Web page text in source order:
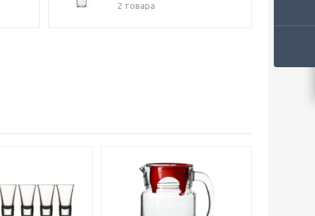
2 товара